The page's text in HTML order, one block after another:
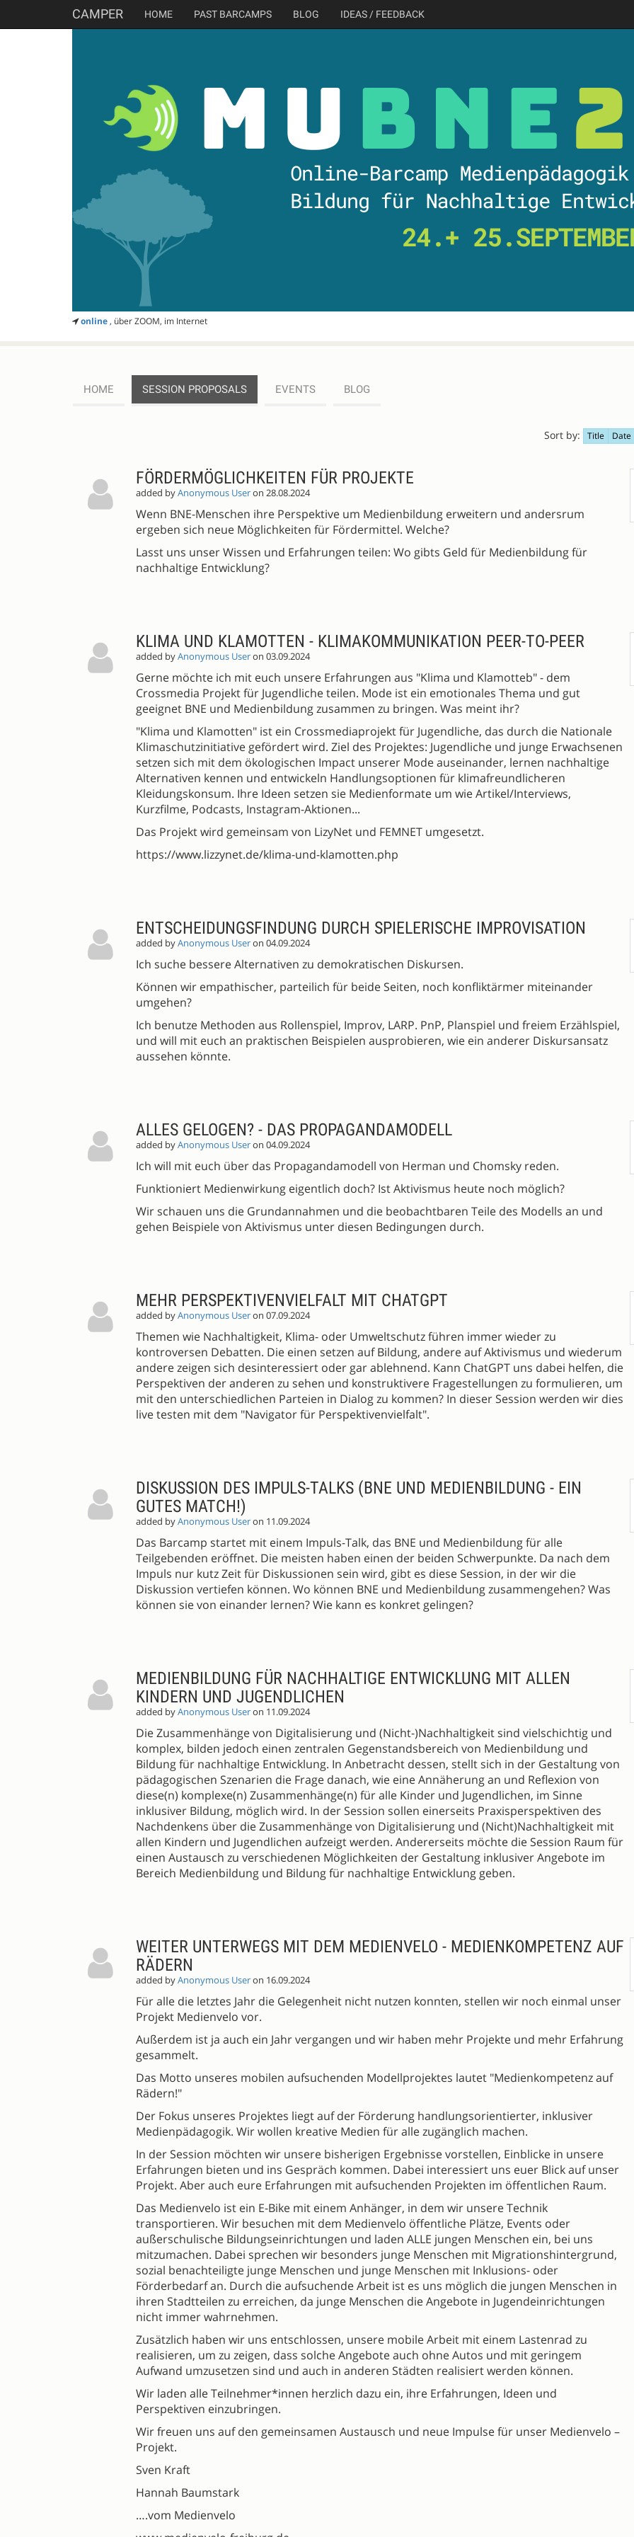
CAMPER HOME PAST BARCAMPS BLOG IDEAS / FEEDBACK
online, über ZOOM, im Internet
HOME SESSION PROPOSALS EVENTS BLOG
PROPOSALS
Sort by: Title Date
FÖRDERMÖGLICHKEITEN FÜR PROJEKTE
added byAnonymous Useron 28.08.2024
Wenn BNE-Menschen ihre Perspektive um Medienbildung erweitern und andersrum
ergeben sich neue Möglichkeiten für Fördermittel. Welche?
Lasst uns unser Wissen und Erfahrungen teilen: Wo gibts Geld für Medienbildung für
nachhaltige Entwicklung?
KLIMA UND KLAMOTTEN - KLIMAKOMMUNIKATION PEER-TO-PEER
added byAnonymous Useron 03.09.2024
Gerne möchte ich mit euch unsere Erfahrungen aus "Klima und Klamotteb" - dem
Crossmedia Projekt für Jugendliche teilen. Mode ist ein emotionales Thema und gut
geeignet BNE und Medienbildung zusammen zu bringen. Was meint ihr?
"Klima und Klamotten" ist ein Crossmediaprojekt für Jugendliche, das durch die Nationale
Klimaschutzinitiative gefördert wird. Ziel des Projektes: Jugendliche und junge Erwachsenen
setzen sich mit dem ökologischen Impact unserer Mode auseinander, lernen nachhaltige
Alternativen kennen und entwickeln Handlungsoptionen für klimafreundlicheren
Kleidungskonsum. Ihre Ideen setzen sie Medienformate um wie Artikel/Interviews,
Kurzfilme, Podcasts, Instagram-Aktionen...
Das Projekt wird gemeinsam von LizyNet und FEMNET umgesetzt.
https://www.lizzynet.de/klima-und-klamotten.php
ENTSCHEIDUNGSFINDUNG DURCH SPIELERISCHE IMPROVISATION
added byAnonymous Useron 04.09.2024
Ich suche bessere Alternativen zu demokratischen Diskursen.
Können wir empathischer, parteilich für beide Seiten, noch konfliktärmer miteinander
umgehen?
Ich benutze Methoden aus Rollenspiel, Improv, LARP. PnP, Planspiel und freiem Erzählspiel,
und will mit euch an praktischen Beispielen ausprobieren, wie ein anderer Diskursansatz
aussehen könnte.
ALLES GELOGEN? - DAS PROPAGANDAMODELL
added byAnonymous Useron 04.09.2024
Ich will mit euch über das Propagandamodell von Herman und Chomsky reden.
Funktioniert Medienwirkung eigentlich doch? Ist Aktivismus heute noch möglich?
Wir schauen uns die Grundannahmen und die beobachtbaren Teile des Modells an und
gehen Beispiele von Aktivismus unter diesen Bedingungen durch.
MEHR PERSPEKTIVENVIELFALT MIT CHATGPT
added byAnonymous Useron 07.09.2024
Themen wie Nachhaltigkeit, Klima- oder Umweltschutz führen immer wieder zu
kontroversen Debatten. Die einen setzen auf Bildung, andere auf Aktivismus und wiederum
andere zeigen sich desinteressiert oder gar ablehnend. Kann ChatGPT uns dabei helfen, die
Perspektiven der anderen zu sehen und konstruktivere Fragestellungen zu formulieren, um
mit den unterschiedlichen Parteien in Dialog zu kommen? In dieser Session werden wir dies
live testen mit dem "Navigator für Perspektivenvielfalt".
DISKUSSION DES IMPULS-TALKS (BNE UND MEDIENBILDUNG - EIN
GUTES MATCH!)
added byAnonymous Useron 11.09.2024
Das Barcamp startet mit einem Impuls-Talk, das BNE und Medienbildung für alle
Teilgebenden eröffnet. Die meisten haben einen der beiden Schwerpunkte. Da nach dem
Impuls nur kutz Zeit für Diskussionen sein wird, gibt es diese Session, in der wir die
Diskussion vertiefen können. Wo können BNE und Medienbildung zusammengehen? Was
können sie von einander lernen? Wie kann es konkret gelingen?
MEDIENBILDUNG FÜR NACHHALTIGE ENTWICKLUNG MIT ALLEN
KINDERN UND JUGENDLICHEN
added byAnonymous Useron 11.09.2024
Die Zusammenhänge von Digitalisierung und (Nicht-)Nachhaltigkeit sind vielschichtig und
komplex, bilden jedoch einen zentralen Gegenstandsbereich von Medienbildung und
Bildung für nachhaltige Entwicklung. In Anbetracht dessen, stellt sich in der Gestaltung von
pädagogischen Szenarien die Frage danach, wie eine Annäherung an und Reflexion von
diese(n) komplexe(n) Zusammenhänge(n) für alle Kinder und Jugendlichen, im Sinne
inklusiver Bildung, möglich wird. In der Session sollen einerseits Praxisperspektiven des
Nachdenkens über die Zusammenhänge von Digitalisierung und (Nicht)Nachhaltigkeit mit
allen Kindern und Jugendlichen aufzeigt werden. Andererseits möchte die Session Raum für
einen Austausch zu verschiedenen Möglichkeiten der Gestaltung inklusiver Angebote im
Bereich Medienbildung und Bildung für nachhaltige Entwicklung geben.
WEITER UNTERWEGS MIT DEM MEDIENVELO - MEDIENKOMPETENZ AUF
RÄDERN
added byAnonymous Useron 16.09.2024
Für alle die letztes Jahr die Gelegenheit nicht nutzen konnten, stellen wir noch einmal unser
Projekt Medienvelo vor.
Außerdem ist ja auch ein Jahr vergangen und wir haben mehr Projekte und mehr Erfahrung
gesammelt.
Das Motto unseres mobilen aufsuchenden Modellprojektes lautet "Medienkompetenz auf
Rädern!"
Der Fokus unseres Projektes liegt auf der Förderung handlungsorientierter, inklusiver
Medienpädagogik. Wir wollen kreative Medien für alle zugänglich machen.
In der Session möchten wir unsere bisherigen Ergebnisse vorstellen, Einblicke in unsere
Erfahrungen bieten und ins Gespräch kommen. Dabei interessiert uns euer Blick auf unser
Projekt. Aber auch eure Erfahrungen mit aufsuchenden Projekten im öffentlichen Raum.
Das Medienvelo ist ein E-Bike mit einem Anhänger, in dem wir unsere Technik
transportieren. Wir besuchen mit dem Medienvelo öffentliche Plätze, Events oder
außerschulische Bildungseinrichtungen und laden ALLE jungen Menschen ein, bei uns
mitzumachen. Dabei sprechen wir besonders junge Menschen mit Migrationshintergrund,
sozial benachteiligte junge Menschen und junge Menschen mit Inklusions- oder
Förderbedarf an. Durch die aufsuchende Arbeit ist es uns möglich die jungen Menschen in
ihren Stadtteilen zu erreichen, da junge Menschen die Angebote in Jugendeinrichtungen
nicht immer wahrnehmen.
Zusätzlich haben wir uns entschlossen, unsere mobile Arbeit mit einem Lastenrad zu
realisieren, um zu zeigen, dass solche Angebote auch ohne Autos und mit geringem
Aufwand umzusetzen sind und auch in anderen Städten realisiert werden können.
Wir laden alle Teilnehmer*innen herzlich dazu ein, ihre Erfahrungen, Ideen und
Perspektiven einzubringen.
Wir freuen uns auf den gemeinsamen Austausch und neue Impulse für unser Medienvelo –
Projekt.
Sven Kraft
Hannah Baumstark
….vom Medienvelo